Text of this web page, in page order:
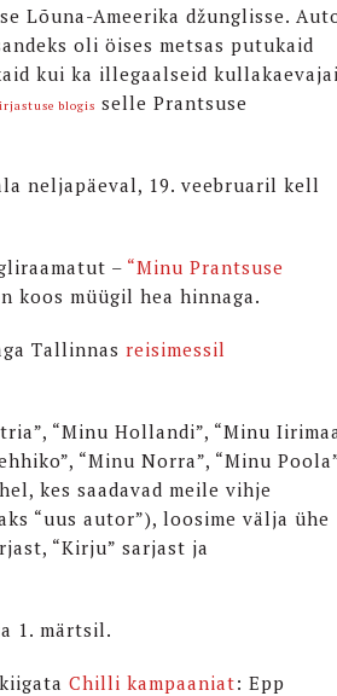
Lõuna-Ameerika džunglisse.
oli öises metsas putukaid
kui ka illegaalseid
blogis selle Prantsuse
neljapäeval, 19. veebruaril kell
– “Minu Prantsuse
koos müügil hea hinnaga.
Tallinnas reisimessil
“Minu Hollandi”, “Minu
“Minu Norra”, “Minu
kes saadavad meile vihje
“uus autor”), loosime välja ühe
“Kirju” sarjast ja
1. märtsil.
Chilli kampaaniat: Epp